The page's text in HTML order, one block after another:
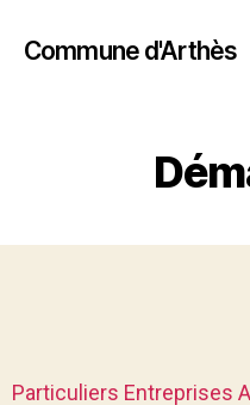
Commune d'Arthès
Particuliers Entreprises